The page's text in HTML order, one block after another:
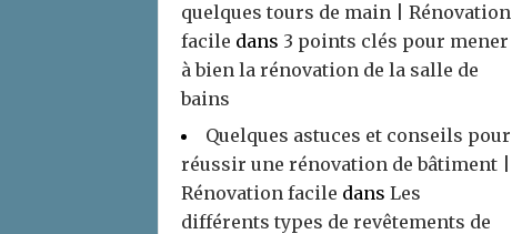
quelques tours de main | Rénovation
facile dans 3 points clés pour mener
à bien la rénovation de la salle de
bains
Quelques astuces et conseils pour
réussir une rénovation de bâtiment |
Rénovation facile dans Les
différents types de revêtements de